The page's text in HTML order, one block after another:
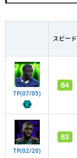
スピード
TP(07/05)
TP(02/20)